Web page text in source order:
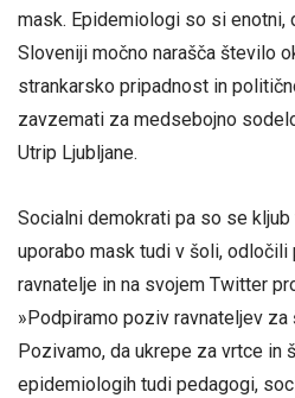
mask. Epidemiologi so si enotni,
Sloveniji močno narašča število
strankarsko pripadnost in
zavzemati za medsebojno
Utrip Ljubljane.
Socialni demokrati pa so se
uporabo mask tudi v šoli,
ravnatelje in na svojem Twitter
»Podpiramo poziv ravnateljev za
Pozivamo, da ukrepe za vrtce in
epidemiologih tudi pedagogi,